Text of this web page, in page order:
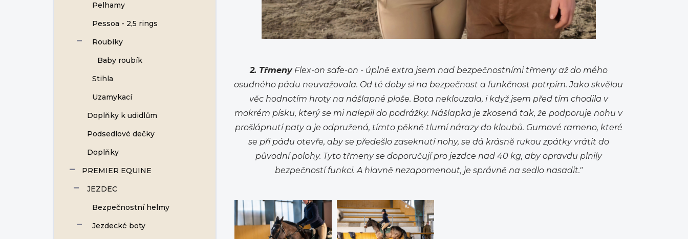
Pelhamy
Pessoa - 2,5 rings
Roubíky
Baby roubík
Stihla
Uzamykací
Doplňky k udidlům
Podsedlové dečky
Doplňky
PREMIER EQUINE
JEZDEC
Bezpečnostní helmy
Jezdecké boty
2. TřmenyFlex-on safe-on - úplně extra jsem nad bezpečnostními třmeny až do mého
osudného pádu neuvažovala. Od té doby si na bezpečnost a funkčnost potrpím. Jako skvělou
věc hodnotím hroty na nášlapné ploše. Bota neklouzala, i když jsem před tím chodila v
mokrém písku, který se mi nalepil do podrážky. Nášlapka je zkosená tak, že podporuje nohu v
prošlápnutí paty a je odpružená, tímto pěkně tlumí nárazy do kloubů. Gumové rameno, které
se při pádu otevře, aby se předešlo zaseknutí nohy, se dá krásně rukou zpátky vrátit do
původní polohy. Tyto třmeny se doporučují pro jezdce nad 40 kg, aby opravdu plnily
bezpečností funkci. A hlavně nezapomenout, je správně na sedlo nasadit."